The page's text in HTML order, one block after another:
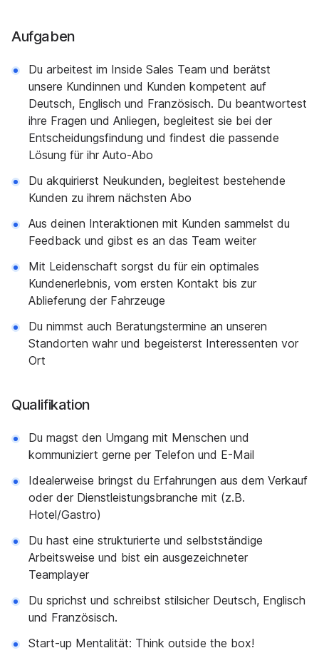
Aufgaben
Du arbeitest im Inside Sales Team und berätst
unsere Kundinnen und Kunden kompetent auf
Deutsch, Englisch und Französisch. Du beantwortest
ihre Fragen und Anliegen, begleitest sie bei der
Entscheidungsfindung und findest die passende
Lösung für ihr Auto-Abo
Du akquirierst Neukunden, begleitest bestehende
Kunden zu ihrem nächsten Abo
Aus deinen Interaktionen mit Kunden sammelst du
Feedback und gibst es an das Team weiter
Mit Leidenschaft sorgst du für ein optimales
Kundenerlebnis, vom ersten Kontakt bis zur
Ablieferung der Fahrzeuge
Du nimmst auch Beratungstermine an unseren
Standorten wahr und begeisterst Interessenten vor
Ort
Qualifikation
Du magst den Umgang mit Menschen und
kommuniziert gerne per Telefon und E-Mail
Idealerweise bringst du Erfahrungen aus dem Verkauf
oder der Dienstleistungsbranche mit (z.B.
Hotel/Gastro)
Du hast eine strukturierte und selbstständige
Arbeitsweise und bist ein ausgezeichneter
Teamplayer
Du sprichst und schreibst stilsicher Deutsch, Englisch
und Französisch.
Start-up Mentalität: Think outside the box!